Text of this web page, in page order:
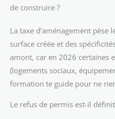
de construire ?
La taxe d’aménagement pèse
surface créée et des
amont, car en 2026 certaines
(logements sociaux,
formation te guide pour ne
Le refus de permis est-il